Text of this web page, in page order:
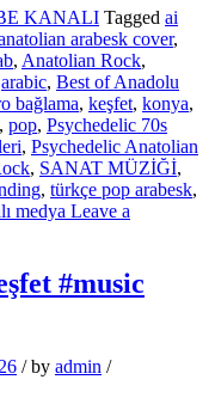
KANALI Tagged ai
arabesk cover,
, Anatolian Rock,
arabic, Best of Anadolu
bağlama, keşfet, konya,
, pop, Psychedelic 70s
, Psychedelic Anatolian
, SANAT MÜZİĞİ,
, türkçe pop arabesk,
medya Leave a
#music
/by admin /